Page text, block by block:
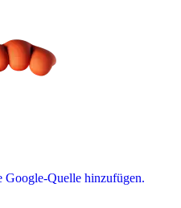
Google-Quelle hinzufügen.